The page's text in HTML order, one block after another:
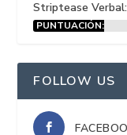
Striptease
PUNTUACIÓN:
FOLLOW US